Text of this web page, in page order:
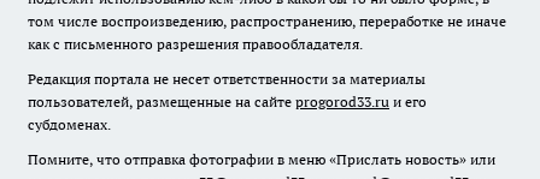
том числе воспроизведению, распространению, переработке не иначе
как с письменного разрешения правообладателя.
Редакция портала не несет ответственности за материалы
пользователей, размещенные на сайте progorod33.ru и его
субдоменах.
Помните, что отправка фотографии в меню «Прислать новость» или